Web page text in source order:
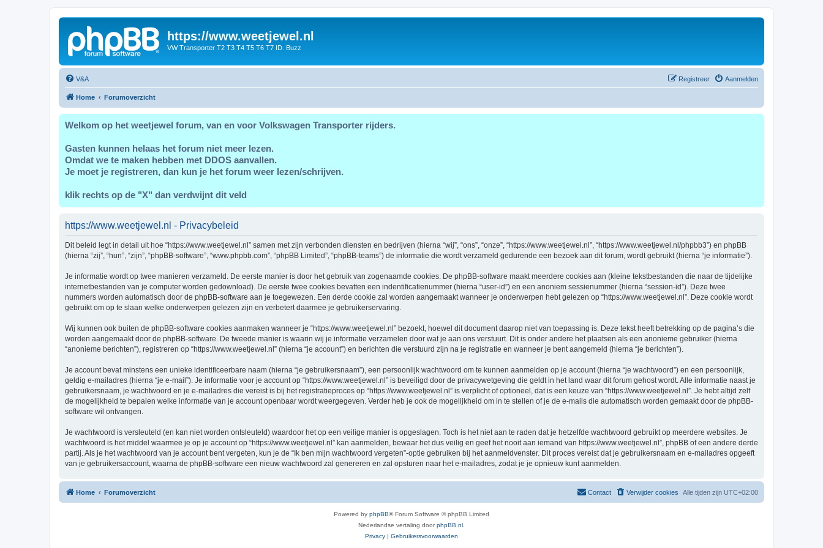
https://www.weetjewel.nl
VW Transporter T2 T3 T4 T5 T6 T7 ID. Buzz
V&A Aanmelden
Registreer
Home Forumoverzicht
Welkom op het weetjewel forum, van en voor Volkswagen Transporter rijders.
Gasten kunnen helaas het forum niet meer lezen.
Omdat we te maken hebben met DDOS aanvallen.
Je moet je registreren, dan kun je het forum weer lezen/schrijven.
klik rechts op de "X" dan verdwijnt dit veld
https://www.weetjewel.nl - Privacybeleid
Dit beleid legt in detail uit hoe “https://www.weetjewel.nl” samen met zijn verbonden diensten en bedrijven (hierna “wij”, “ons”, “onze”, “https://www.weetjewel.nl”, “https://www.weetjewel.nl/phpbb3”) en phpBB
(hierna “zij”, “hun”, “zijn”, “phpBB-software”, “www.phpbb.com”, “phpBB Limited”, “phpBB-teams”) de informatie die wordt verzameld gedurende een bezoek aan dit forum, wordt gebruikt (hierna “je informatie”).
Je informatie wordt op twee manieren verzameld. De eerste manier is door het gebruik van zogenaamde cookies. De phpBB-software maakt meerdere cookies aan (kleine tekstbestanden die naar de tijdelijke
internetbestanden van je computer worden gedownload). De eerste twee cookies bevatten een indentificatienummer (hierna “user-id”) en een anoniem sessienummer (hierna “session-id”). Deze twee
nummers worden automatisch door de phpBB-software aan je toegewezen. Een derde cookie zal worden aangemaakt wanneer je onderwerpen hebt gelezen op “https://www.weetjewel.nl”. Deze cookie wordt
gebruikt om op te slaan welke onderwerpen gelezen zijn en verbetert daarmee je gebruikerservaring.
Wij kunnen ook buiten de phpBB-software cookies aanmaken wanneer je “https://www.weetjewel.nl” bezoekt, hoewel dit document daarop niet van toepassing is. Deze tekst heeft betrekking op de pagina’s die
worden aangemaakt door de phpBB-software. De tweede manier is waarin wij je informatie verzamelen door wat je aan ons verstuurt. Dit is onder andere het plaatsen als een anonieme gebruiker (hierna
“anonieme berichten”), registreren op “https://www.weetjewel.nl” (hierna “je account”) en berichten die verstuurd zijn na je registratie en wanneer je bent aangemeld (hierna “je berichten”).
Je account bevat minstens een unieke identificeerbare naam (hierna “je gebruikersnaam”), een persoonlijk wachtwoord om te kunnen aanmelden op je account (hierna “je wachtwoord”) en een persoonlijk,
geldig e-mailadres (hierna “je e-mail”). Je informatie voor je account op “https://www.weetjewel.nl” is beveiligd door de privacywetgeving die geldt in het land waar dit forum gehost wordt. Alle informatie naast je
gebruikersnaam, je wachtwoord en je e-mailadres die vereist is bij het registratieproces op “https://www.weetjewel.nl” is verplicht of optioneel, dat is een keuze van “https://www.weetjewel.nl”. Je hebt altijd zelf
de mogelijkheid te bepalen welke informatie van je account openbaar wordt weergegeven. Verder heb je ook de mogelijkheid om in te stellen of je de e-mails die automatisch worden gemaakt door de phpBB-
software wil ontvangen.
Je wachtwoord is versleuteld (en kan niet worden ontsleuteld) waardoor het op een veilige manier is opgeslagen. Toch is het niet aan te raden dat je hetzelfde wachtwoord gebruikt op meerdere websites. Je
wachtwoord is het middel waarmee je op je account op “https://www.weetjewel.nl” kan aanmelden, bewaar het dus veilig en geef het nooit aan iemand van https://www.weetjewel.nl”, phpBB of een andere derde
partij. Als je het wachtwoord van je account bent vergeten, kun je de “Ik ben mijn wachtwoord vergeten”-optie gebruiken bij het aanmeldvenster. Dit proces vereist dat je gebruikersnaam en e-mailadres opgeeft
van je gebruikersaccount, waarna de phpBB-software een nieuw wachtwoord zal genereren en zal opsturen naar het e-mailadres, zodat je je opnieuw kunt aanmelden.
Home Forumoverzicht Alle tijden zijn UTC+02:00
Verwijder cookies
Contact
Powered by phpBB® Forum Software © phpBB Limited
Nederlandse vertaling doorphpBB.nl
Privacy | Gebruikersvoorwaarden